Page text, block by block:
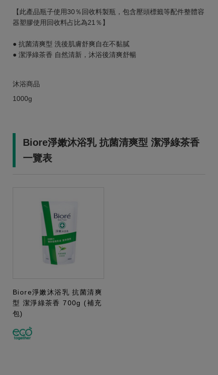
【此產品瓶子使用30％回收料製瓶，包含壓頭標籤等配件整體容
器塑膠使用回收料占比為21％】
● 抗菌清爽型 洗後肌膚舒爽自在不黏膩
● 潔淨綠茶香 自然清新，沐浴後清爽舒暢
沐浴商品
1000g
Biore淨嫩沐浴乳 抗菌清爽型 潔淨綠茶香
一覽表
Biore淨嫩沐浴乳 抗菌清爽
型 潔淨綠茶香 700g (補充
包)